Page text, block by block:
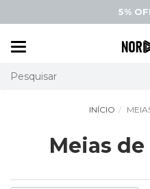
5%
INÍCIO
Meias